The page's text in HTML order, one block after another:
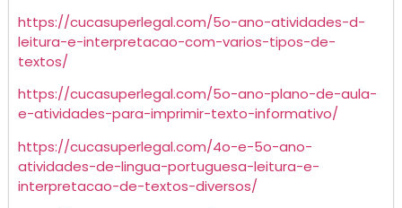
https://cucasuperlegal.com/5o-ano-atividades-d-
leitura-e-interpretacao-com-varios-tipos-de-
textos/
https://cucasuperlegal.com/5o-ano-plano-de-aula-
e-atividades-para-imprimir-texto-informativo/
https://cucasuperlegal.com/4o-e-5o-ano-
atividades-de-lingua-portuguesa-leitura-e-
interpretacao-de-textos-diversos/